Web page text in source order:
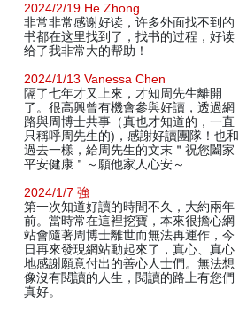
2024/2/19 He Zhong
非常非常感谢好读，许多外面找不到的
书都在这里找到了，找书的过程，好读
给了我非常大的帮助！
2024/1/13 Vanessa Chen
隔了七年才又上來，才知周先生離開
了。很高興曾有機會參與好讀，透過網
路與周博士共事（真也才知道的，一直
只稱呼周先生的)，感謝好讀團隊！也和
過去一樣，給周先生的文末＂祝您闔家
平安健康＂～願他家人心安～
2024/1/7 強
第一次知道好讀的時間不久，大約兩年
前。當時常在這裡挖寶，本來很擔心網
站會隨著周博士離世而無法再運作，今
日再來發現網站動起來了，真心、真心
地感謝願意付出的善心人士們。無法想
像沒有閱讀的人生，閱讀的路上有您們
真好。